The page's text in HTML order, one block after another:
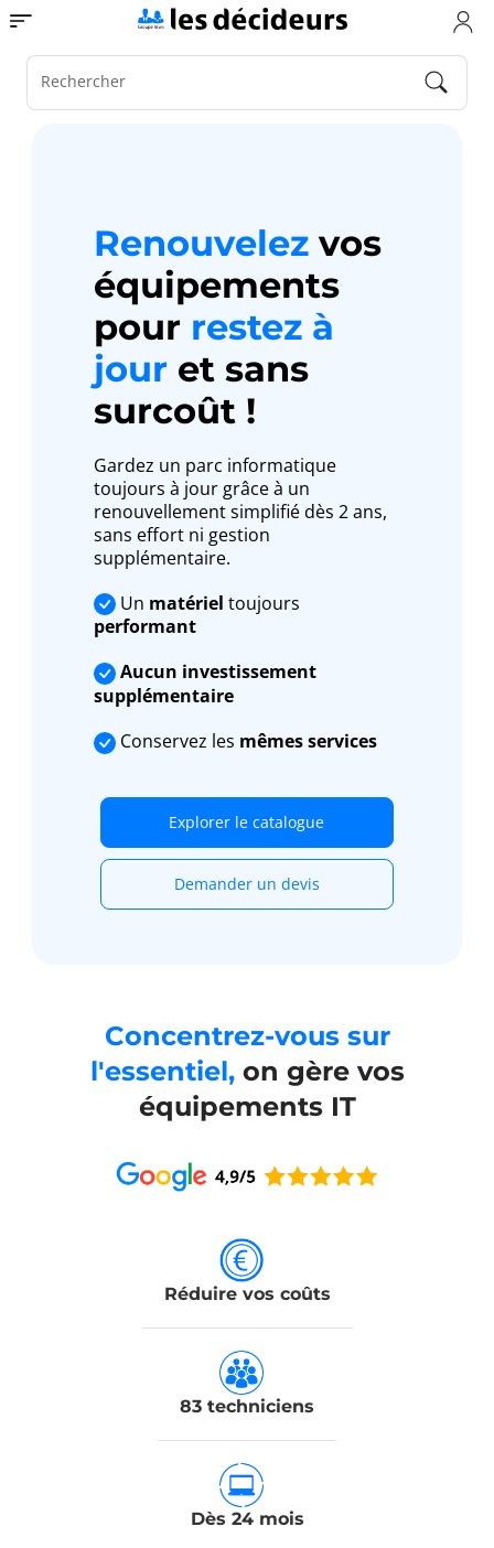
Aller
au
contenu
principal
Toggle navigation
Rechercher
Renouvelezvos
équipements
pour restez à
jour et sans
surcoût !
Gardez un parc informatique
toujours à jour grâce à un
renouvellement simplifié dès 2 ans,
sans effort ni gestion
supplémentaire.
Un matériel toujours
performant
Aucun investissement
supplémentaire
Conservez les mêmes services
Explorer le catalogue
Demander un devis
Concentrez-vous sur
l'essentiel,on gère vos
équipements IT
Réduire vos coûts
83 techniciens
Dès 24 mois